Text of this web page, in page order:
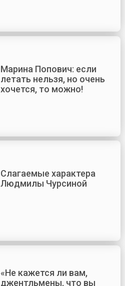
Марина Попович: если
летать нельзя, но очень
хочется, то можно!
Слагаемые характера
Людмилы Чурсиной
«Не кажется ли вам,
джентльмены, что вы